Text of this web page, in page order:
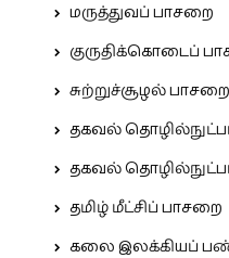
மருத்துவப் பாசறை
குருதிக்கொடைப்
சுற்றுச்சூழல் பாசறை
தகவல்
தகவல்
தமிழ் மீட்சிப் பாசறை
கலை இலக்கியப்